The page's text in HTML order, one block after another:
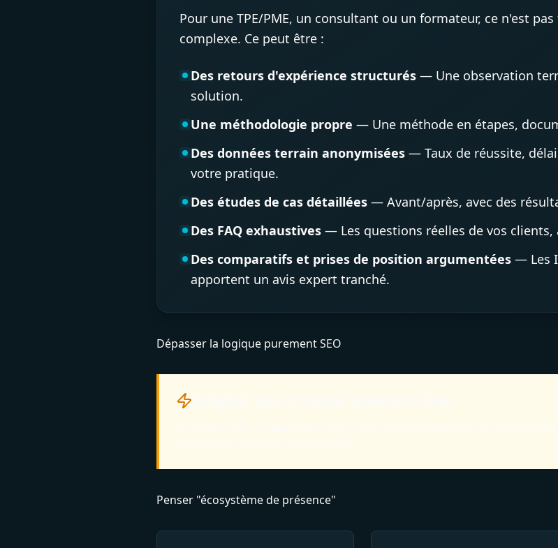
Pour une TPE/PME, un consultant ou un formateur, ce n'est
complexe. Ce peut être :
Des retours d'expérience structurés — Une observation
solution.
Une méthodologie propre — Une méthode en étapes,
Des données terrain anonymisées — Taux de réussite,
votre pratique.
Des études de cas détaillées — Avant/après, avec des
Des FAQ exhaustives — Les questions réelles de vos clients,
Des comparatifs et prises de position argumentées — Les
apportent un avis expert tranché.
Dépasser la logique purement SEO
Penser "écosystème de présence"